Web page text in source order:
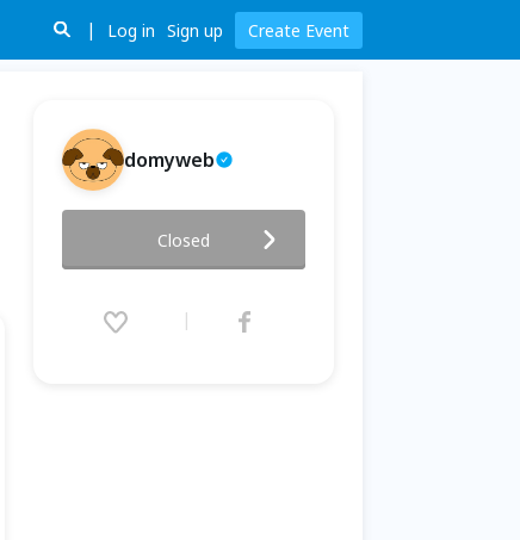
Log in Sign up Create Event
domyweb
徹底搞懂seo【台中場】
2021.11.27 (Sat) 13:00 - 18:00
Closed